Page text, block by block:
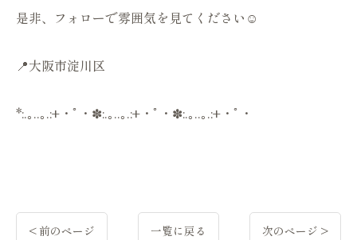
是非、フォローで雰囲気を見てください☺️
📍大阪市淀川区
*:.｡..｡.:+・ﾟ・✽:.｡..｡.:+・ﾟ・✽:.｡..｡.:+・ﾟ・
< 前のページ 一覧に戻る 次のページ >